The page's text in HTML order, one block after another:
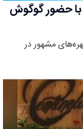
با حضور گوگوش
مشهور در